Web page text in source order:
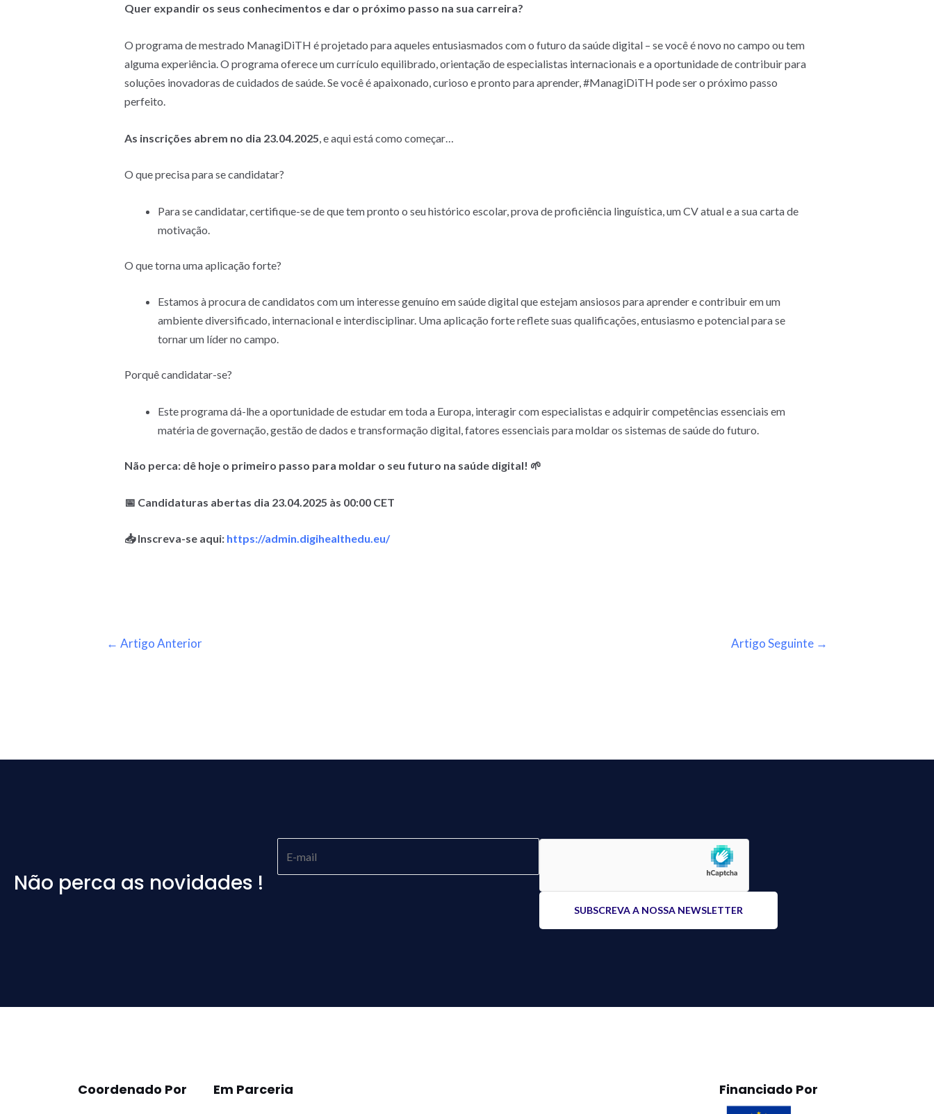
Quer expandir os seus conhecimentos e dar o próximo passo na sua carreira?
O programa de mestrado ManagiDiTH é projetado para aqueles entusiasmados com o futuro da saúde digital – se você é novo no campo ou tem
alguma experiência. O programa oferece um currículo equilibrado, orientação de especialistas internacionais e a oportunidade de contribuir para
soluções inovadoras de cuidados de saúde. Se você é apaixonado, curioso e pronto para aprender, #ManagiDiTH pode ser o próximo passo
perfeito.
As inscrições abrem no dia 23.04.2025 , e aqui está como começar…
O que precisa para se candidatar?
Para se candidatar, certifique-se de que tem pronto o seu histórico escolar, prova de proficiência linguística, um CV atual e a sua carta de
motivação.
O que torna uma aplicação forte?
Estamos à procura de candidatos com um interesse genuíno em saúde digital que estejam ansiosos para aprender e contribuir em um
ambiente diversificado, internacional e interdisciplinar. Uma aplicação forte reflete suas qualificações, entusiasmo e potencial para se
tornar um líder no campo.
Porquê candidatar-se?
Este programa dá-lhe a oportunidade de estudar em toda a Europa, interagir com especialistas e adquirir competências essenciais em
matéria de governação, gestão de dados e transformação digital, fatores essenciais para moldar os sistemas de saúde do futuro.
Não perca: dê hoje o primeiro passo para moldar o seu futuro na saúde digital! 🌱
📅 Candidaturas abertas dia 23.04.2025 às 00:00 CET
📥 Inscreva-se aqui: https://admin.digihealthedu.eu/
← Artigo Anterior Artigo Seguinte →
Não perca as novidades !
Coordenado Por Em Parceria Financiado Por